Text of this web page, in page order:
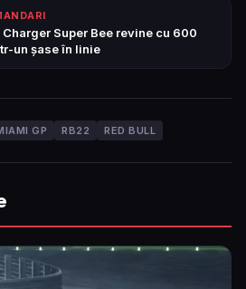
Charger Super Bee revine cu 600
un șase în linie
GP RB22 RED BULL